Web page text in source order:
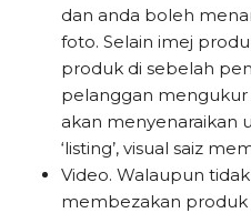
dan anda boleh
foto. Selain imej
produk di sebelah
pelanggan mengukur
akan menyenaraikan
‘listing’, visual saiz
Video. Walaupun
membezakan produk